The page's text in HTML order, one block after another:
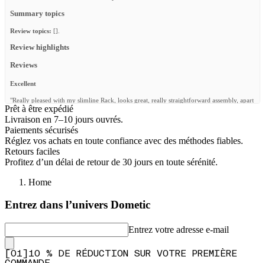
Summary topics
Review topics: [].
Review highlights
Reviews
Excellent
"Really pleased with my slimline Rack, looks great, really straightforward assembly, apart
from my dog running off with some bolts when I was building it no problem
whatsoever!"
—John H.( 5/5)
Q&A
Prêt à être expédié
Livraison en 7–10 jours ouvrés.
Paiements sécurisés
Réglez vos achats en toute confiance avec des méthodes fiables.
Retours faciles
Profitez d’un délai de retour de 30 jours en toute sérénité.
Home
Entrez dans l’univers Dometic
Entrez votre adresse e-mail
01
10 % DE RÉDUCTION SUR VOTRE PREMIÈRE